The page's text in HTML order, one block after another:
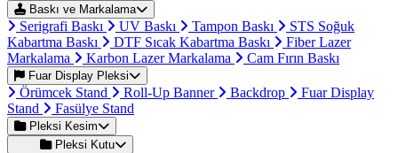
Baskı ve Markalama
Serigrafi Baskı UV Baskı Tampon Baskı
STS Soğuk
Kabartma Baskı
DTF Sıcak Kabartma Baskı
Fiber Lazer
Markalama
Karbon Lazer Markalama Cam Fırın Baskı
Fuar Display Pleksi
Örümcek Stand Roll-Up Banner Backdrop
Fuar Display
Stand
Fasülye Stand
Pleksi Kesim
Pleksi Kutu